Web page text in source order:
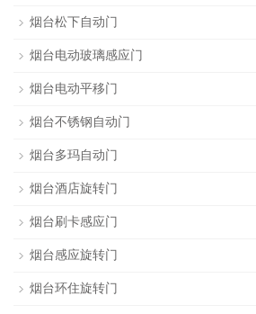
烟台松下自动门
烟台电动玻璃感应门
烟台电动平移门
烟台不锈钢自动门
烟台多玛自动门
烟台酒店旋转门
烟台刷卡感应门
烟台感应旋转门
烟台环住旋转门